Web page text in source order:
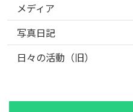
メディア
写真日記
日々の活動（旧）